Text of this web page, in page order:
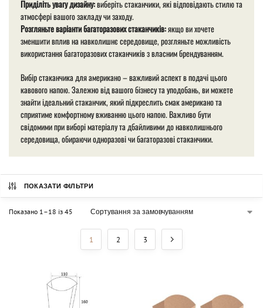
Приділіть увагу дизайну:виберіть стаканчики, які відповідають стилю та
атмосфері вашого закладу чи заходу.
Розгляньте варіанти багаторазових стаканчиків:якщо ви хочете
зменшити вплив на навколишнє середовище, розгляньте можливість
використання багаторазових стаканчиків з власним брендуванням.
Вибір стаканчика для американо – важливий аспект в подачі цього
кавового напою. Залежно від вашого бізнесу та уподобань, ви можете
знайти ідеальний стаканчик, який підкреслить смак американо та
сприятиме комфортному вживанню цього напою. Важливо бути
свідомими при виборі матеріалу та дбайливими до навколишнього
середовища, обираючи одноразові чи багаторазові стаканчики.
ПОКАЗАТИ ФІЛЬТРИ
Показано 1–18 із 45
1 2 3